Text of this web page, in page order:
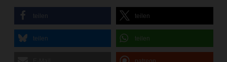
teilen teilen
teilen teilen